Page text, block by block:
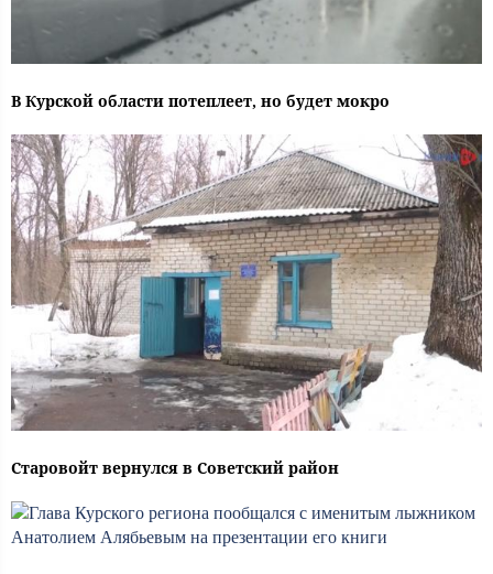
В Курской области потеплеет, но будет мокро
Старовойт вернулся в Советский район